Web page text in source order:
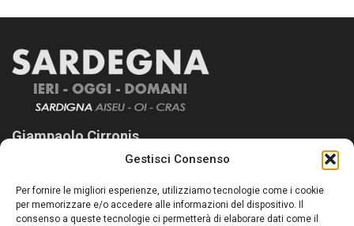
Gestisci Consenso
Per fornire le migliori esperienze, utilizziamo tecnologie come i cookie
per memorizzare e/o accedere alle informazioni del dispositivo. Il
consenso a queste tecnologie ci permetterà di elaborare dati come il
Giampaolo Cirronis
Sardegna Ieri-Oggi-Domani nasce per informare “liberamente” i
lettori su quanto accade in Sardegna, con un occhio rivolto al
nostro passato e, soprattutto, al nostro futuro